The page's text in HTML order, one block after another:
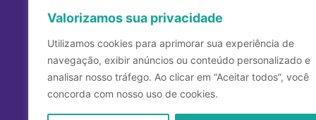
Valorizamos sua privacidade
Utilizamos cookies para aprimorar sua experiência de
navegação, exibir anúncios ou conteúdo personalizado e
analisar nosso tráfego. Ao clicar em “Aceitar todos”, você
concorda com nosso uso de cookies.